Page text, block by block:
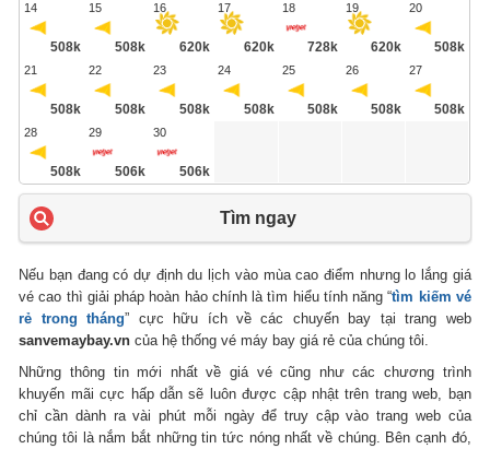
14
508k
15
508k
16
620k
17
620k
18
728k
19
620k
20
508k
21
508k
22
508k
23
508k
24
508k
25
508k
26
508k
27
508k
28
508k
29
506k
30
506k
Tìm ngay
Nếu bạn đang có dự định du lịch vào mùa cao điểm nhưng lo lắng giá
vé cao thì giải pháp hoàn hảo chính là tìm hiểu tính năng “tìm kiếm vé
rẻ trong tháng” cực hữu ích về các chuyến bay tại trang web
sanvemaybay.vn của hệ thống vé máy bay giá rẻ của chúng tôi.
Những thông tin mới nhất về giá vé cũng như các chương trình
khuyến mãi cực hấp dẫn sẽ luôn được cập nhật trên trang web, bạn
chỉ cần dành ra vài phút mỗi ngày để truy cập vào trang web của
chúng tôi là nắm bắt những tin tức nóng nhất về chúng. Bên cạnh đó,